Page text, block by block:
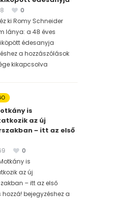
0
ki Romy Schneider
lánya: a 48 éves
édesanyja
a hozzászólások
kikapcsolva
is
az új
– itt az első
0
is
az új
– itt az első
hozzá! bejegyzéshez a